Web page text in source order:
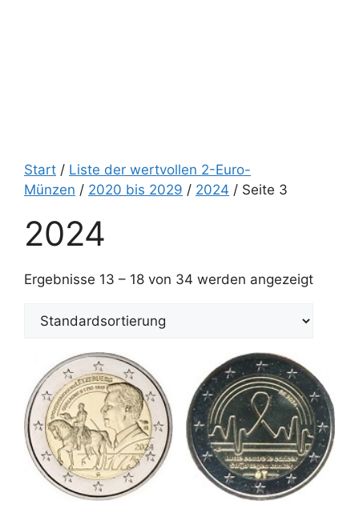
Start / Liste der wertvollen 2-Euro-
Münzen / 2020 bis 2029 / 2024 / Seite 3
2024
Ergebnisse 13 – 18 von 34 werden angezeigt